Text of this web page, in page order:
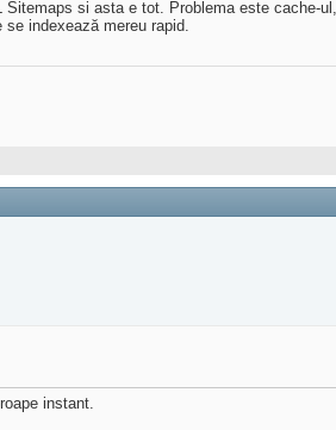
si asta e tot. Problema este cache-
indexează mereu rapid.
instant.